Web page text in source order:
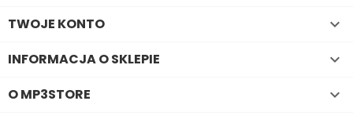
TWOJE KONTO 
INFORMACJA O SKLEPIE 
O MP3STORE 